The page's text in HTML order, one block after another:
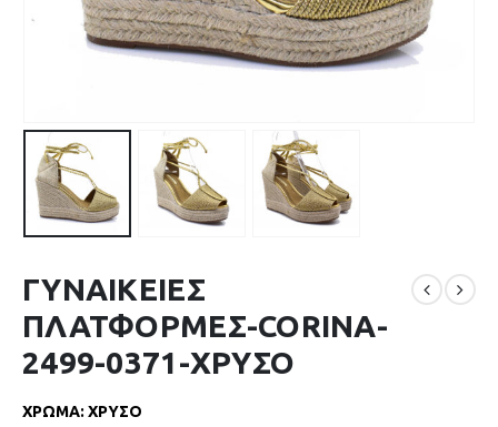
ΓΥΝΑΙΚΕΙΕΣ
ΠΛΑΤΦΟΡΜΕΣ-CORINA-
2499-0371-ΧΡΥΣΟ
ΧΡΩΜΑ: ΧΡΥΣΟ